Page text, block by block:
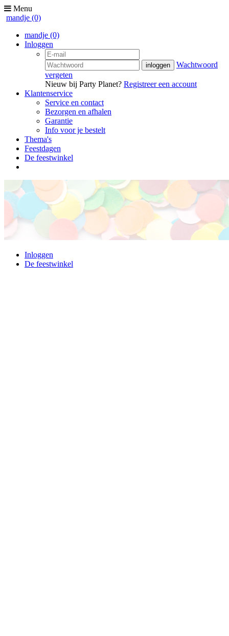
Menu
mandje (0)
mandje (0)
Inloggen
Wachtwoord
vergeten
Nieuw bij Party Planet? Registreer een account
Klantenservice
Service en contact
Bezorgen en afhalen
Garantie
Info voor je bestelt
Thema's
Feestdagen
De feestwinkel
Inloggen
De feestwinkel